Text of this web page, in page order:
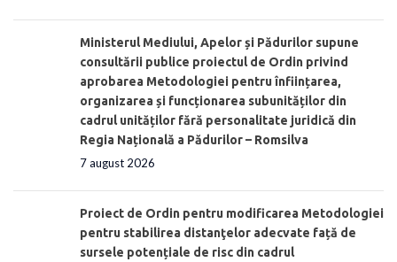
Ministerul Mediului, Apelor și Pădurilor supune
consultării publice proiectul de Ordin privind
aprobarea Metodologiei pentru înființarea,
organizarea și funcționarea subunităților din
cadrul unităților fără personalitate juridică din
Regia Națională a Pădurilor – Romsilva
7 august 2026
Proiect de Ordin pentru modificarea Metodologiei
pentru stabilirea distanţelor adecvate față de
sursele potențiale de risc din cadrul